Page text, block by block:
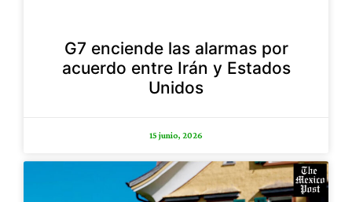
G7 enciende las alarmas por
acuerdo entre Irán y Estados
Unidos
15 junio, 2026